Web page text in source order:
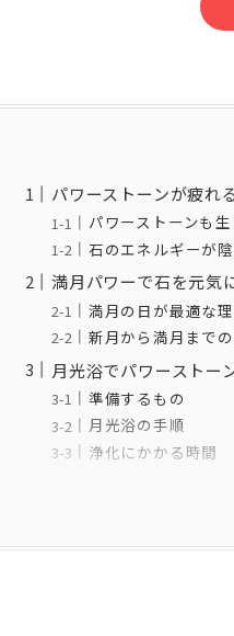
パワーストーンが疲れ
パワーストーンも
石のエネルギーが
満月パワーで石を元気
満月の日が最適な
新月から満月まで
月光浴でパワーストー
準備するもの
月光浴の手順
浄化にかかる時間